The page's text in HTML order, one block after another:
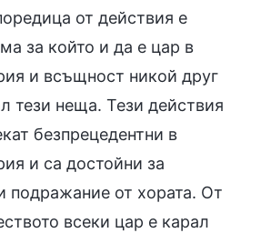
от действия е
за който и да е цар в
и всъщност никой друг
тези неща. Тези действия
безпрецедентни в
и са достойни за
подражание от хората. От
всеки цар е карал